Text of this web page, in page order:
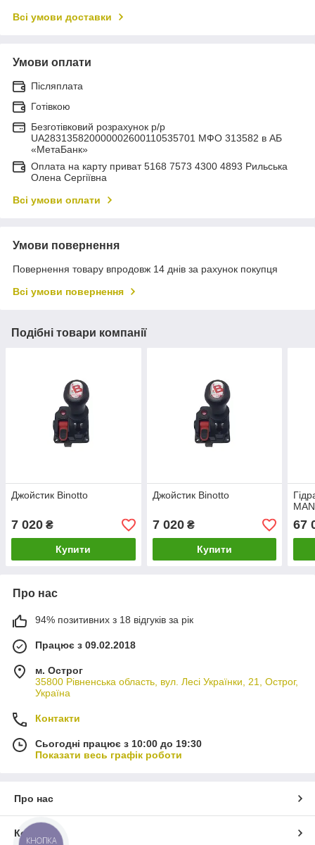
Всі умови доставки
Умови оплати
Післяплата
Готівкою
Безготівковий розрахунок р/р
UA283135820000002600110535701 МФО 313582 в АБ
«МетаБанк»
Оплата на карту приват 5168 7573 4300 4893 Рильська
Олена Сергіївна
Всі умови оплати
Умови повернення
Повернення товару впродовж 14 днів за рахунок покупця
Всі умови повернення
Подібні товари компанії
Джойстик Binotto
7 020 ₴
Купити
Джойстик Binotto
7 020₴
Купити
MAN
67
Про нас
94% позитивних з 18 відгуків за рік
Працює з 09.02.2018
м. Острог
35800 Рівненська область, вул. Лесі Українки, 21, Острог,
Україна
Контакти
Сьогодні працює з 10:00 до 19:30
Показати весь графік роботи
Про нас
Контакти
КНОПКА